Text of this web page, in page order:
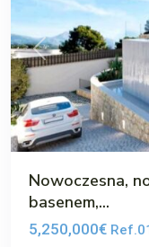
Poprzedni
Nowoczesna,
basenem,...
5,250,000€